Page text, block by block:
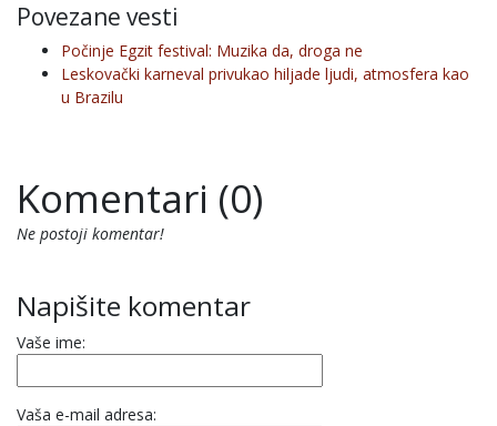
Povezane vesti
Počinje Egzit festival: Muzika da, droga ne
Leskovački karneval privukao hiljade ljudi, atmosfera kao
u Brazilu
Komentari (0)
Ne postoji komentar!
Napišite komentar
Vaše ime:
Vaša e-mail adresa: